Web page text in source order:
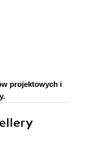
projektowych i